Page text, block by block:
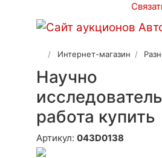
Интернет-магазин
Научно
работа купить
Артикул: 043D0138